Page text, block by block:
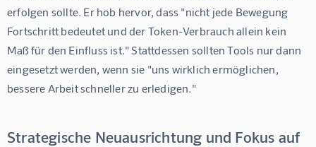
erfolgen sollte. Er hob hervor, dass "nicht jede Bewegung
Fortschritt bedeutet und der Token-Verbrauch allein kein
Maß für den Einfluss ist." Stattdessen sollten Tools nur dann
eingesetzt werden, wenn sie "uns wirklich ermöglichen,
bessere Arbeit schneller zu erledigen."
Strategische Neuausrichtung und Fokus auf